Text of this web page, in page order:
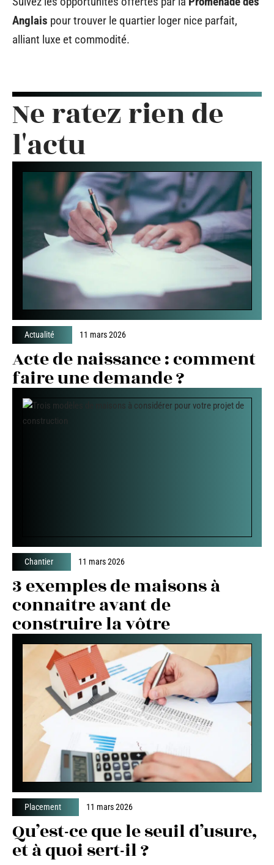
Anglais pour trouver le quartier loger nice parfait,
alliant luxe et commodité.
Ne ratez rien de
l'actu
Actualité 11 mars 2026
Acte de naissance : comment
faire une demande ?
Chantier 11 mars 2026
3 exemples de maisons à
connaître avant de
construire la vôtre
Placement 11 mars 2026
Qu’est-ce que le seuil d’usure,
et à quoi sert-il ?